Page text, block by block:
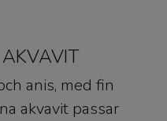
anis, med fin
akvavit passar